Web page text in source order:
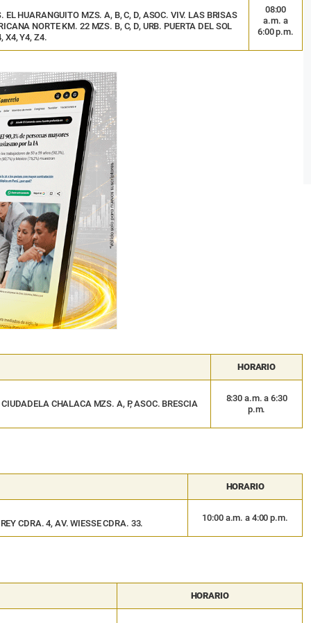
EL HUARANGUITO MZS. A, B, C, D, ASOC. VIV. LAS BRISAS
NORTE KM. 22 MZS. B, C, D, URB. PUERTA DEL SOL
X4, Y4, Z4.
08:00
a.m. a
6:00 p.m.
HORARIO
CHALACA MZS. A, P, ASOC. BRESCIA
8:30 a.m. a 6:30
p.m.
HORARIO
CDRA. 4, AV. WIESSE CDRA. 33.
10:00 a.m. a 4:00 p.m.
HORARIO